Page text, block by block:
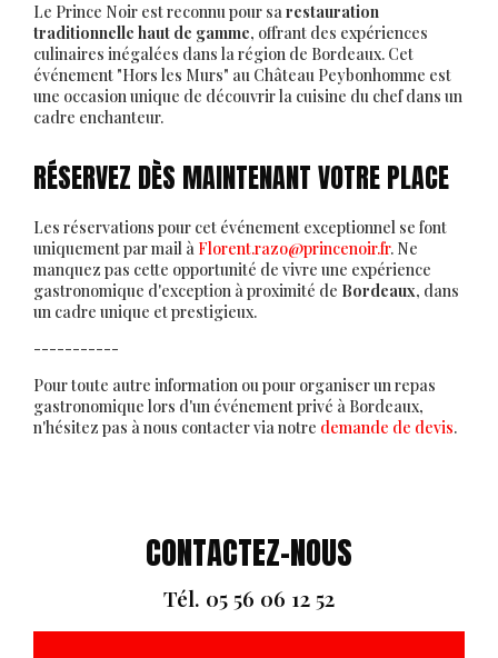
Le Prince Noir est reconnu pour sarestauration
traditionnelle haut de gamme, offrant des expériences
culinaires inégalées dans la région de Bordeaux. Cet
événement "Hors les Murs" au Château Peybonhomme est
une occasion unique de découvrir la cuisine du chef dans un
cadre enchanteur.
RÉSERVEZ DÈS MAINTENANT VOTRE PLACE
Les réservations pour cet événement exceptionnel se font
uniquement par mail à Florent.razo@princenoir.fr. Ne
manquez pas cette opportunité de vivre une expérience
gastronomique d'exception à proximité de Bordeaux, dans
un cadre unique et prestigieux.
-----------
Pour toute autre information ou pour organiser un repas
gastronomique lors d'un événement privé à Bordeaux,
n'hésitez pas à nous contacter via notre demande de devis.
CONTACTEZ-NOUS
Tél. 05 56 06 12 52